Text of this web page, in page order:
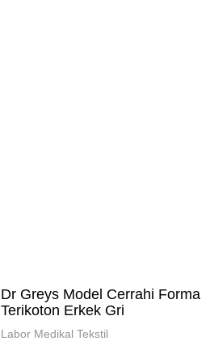
Dr Greys Model Cerrahi Forma
Terikoton Erkek Gri
Labor Medikal Tekstil